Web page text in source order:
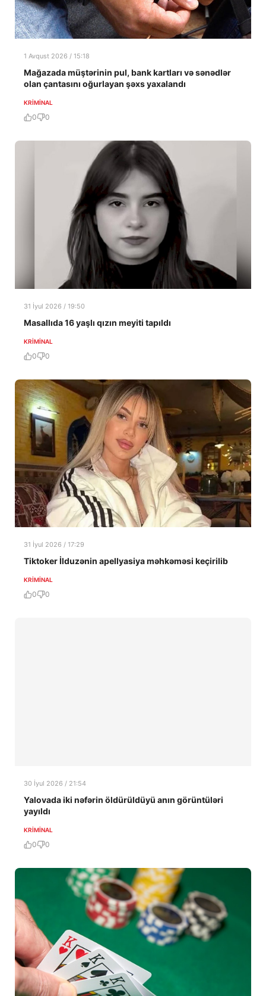
1 Avqust 2026 / 15:18
Mağazada müştərinin pul, bank kartları və sənədlər
olan çantasını oğurlayan şəxs yaxalandı
KRIMINAL
0 0
31 İyul 2026 / 19:50
Masallıda 16 yaşlı qızın meyiti tapıldı
KRIMINAL
0 0
31 İyul 2026 / 17:29
Tiktoker İlduzənin apellyasiya məhkəməsi keçirilib
KRIMINAL
0 0
30 İyul 2026 / 21:54
Yalovada iki nəfərin öldürüldüyü anın görüntüləri
yayıldı
KRIMINAL
0 0